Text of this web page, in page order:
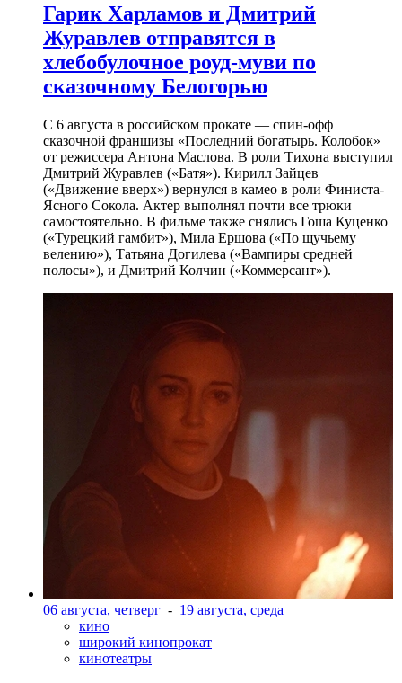
Гарик Харламов и Дмитрий
Журавлев отправятся в
хлебобулочное роуд-муви по
сказочному Белогорью
С 6 августа в российском прокате — спин-офф
сказочной франшизы «Последний богатырь. Колобок»
от режиссера Антона Маслова. В роли Тихона выступил
Дмитрий Журавлев («Батя»). Кирилл Зайцев
(«Движение вверх») вернулся в камео в роли Финиста-
Ясного Сокола. Актер выполнял почти все трюки
самостоятельно. В фильме также снялись Гоша Куценко
(«Турецкий гамбит»), Мила Ершова («По щучьему
велению»), Татьяна Догилева («Вампиры средней
полосы»), и Дмитрий Колчин («Коммерсант»).
06 августа, четверг - 19 августа, среда
кино
широкий кинопрокат
кинотеатры